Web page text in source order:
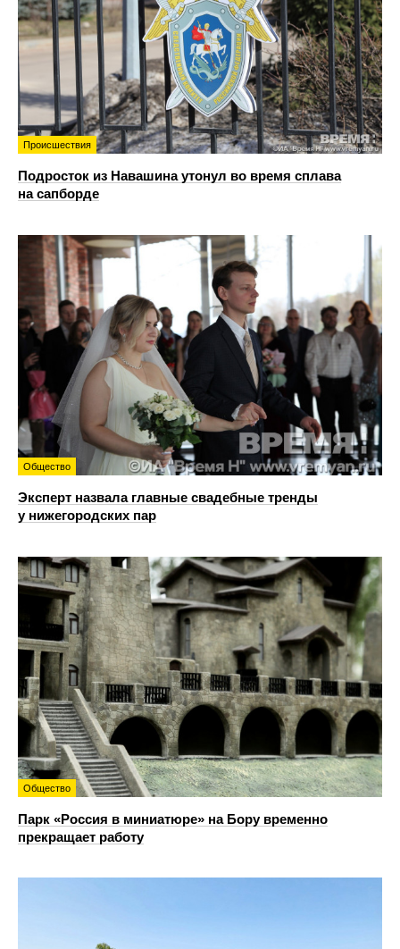
Происшествия
Подросток из Навашина утонул во время сплава
на сапборде
Общество
Эксперт назвала главные свадебные тренды
у нижегородских пар
Общество
Парк «Россия в миниатюре» на Бору временно
прекращает работу